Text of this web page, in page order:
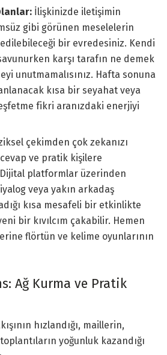
İlişkinizde iletişimin
gibi görünen meselelerin
bir evredesiniz. Kendi
karşı tarafın ne demek
unutmamalısınız. Hafta sonuna
kısa bir seyahat veya
fikri aranızdaki enerjiyi
çekimden çok zekanızı
ve pratik kişilere
platformlar üzerinden
veya yakın arkadaş
kısa mesafeli bir etkinlikte
bir kıvılcım çakabilir. Hemen
flörtün ve kelime oyunlarının
Ağ Kurma ve Pratik
hızlandığı, maillerin,
yoğunluk kazandığı